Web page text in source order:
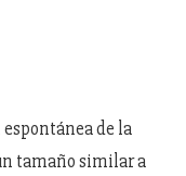
de la
tamaño similar a